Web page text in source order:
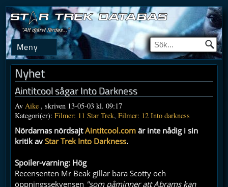
Nyhet
Aintitcool sågar Into Darkness
AvAike , skriven 13-05-03 kl. 09:17
Kategori(er):Filmer: 11 Star Trek,Filmer: 12 Into darkness
Nördarnas nördsajtAintitcool.com är inte nådig i sin
kritik avStar Trek Into Darkness.
Spoiler-varning: Hög
Recensenten Mr Beak gillar bara Scotty och
öppningssekvensen "som påminner att Abrams kan
Meny